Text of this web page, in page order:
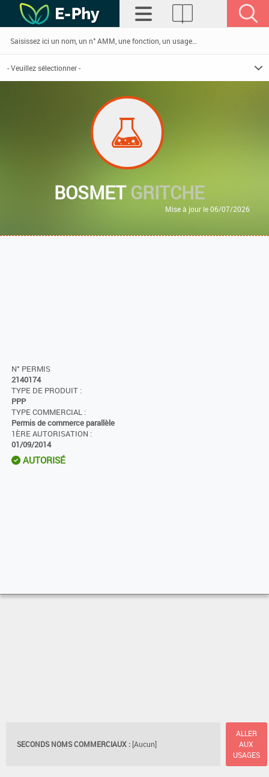
BOSMETGRITCHE
Mise à jour le 06/07/2026
N° PERMIS
2140174
TYPE DE PRODUIT :
PPP
TYPE COMMERCIAL :
Permis de commerce parallèle
1ÈRE AUTORISATION :
01/09/2014
AUTORISÉ
SECONDS NOMS COMMERCIAUX : [Aucun]
ALLER
AUX
USAGES